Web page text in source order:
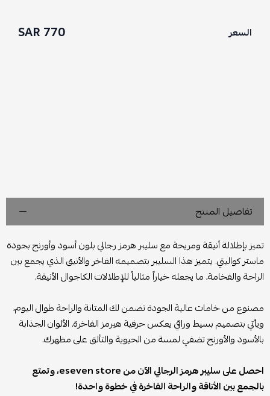
السعر 770 SAR
تفاصيل المنتج
تميز بإطلالة أنيقة ومريحة مع سليبر هرمز رجالي بلون أسود وأورنج بجودة
ماستر كواليتي. يتميز هذا السليبر بتصميمه الفاخر والأنيق الذي يجمع بين
الراحة والفخامة، ما يجعله خياراً مثالياً للإطلالات الكاجوال الأنيقة.
مصنوع من خامات عالية الجودة تضمن لك المتانة والراحة طوال اليوم،
ويأتي بتصميم بسيط وراقي يعكس حرفية هيرمز الفاخرة. الألوان الجذابة
بالأسود والأورنج تضفي لمسة من الحيوية والتألق على مظهرك.
احصل على سليبر هرمز الرجالي الآن من eseven store، وتمتع
بالجمع بين الأناقة والراحة الفاخرة في خطوة واحدة!